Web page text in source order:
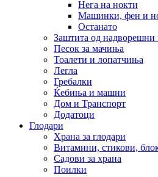
Нега на нокти
Машинки, фен и
Останато
Заштита од надворешни
Песок за мачиња
Тоалети и лопатчиња
Легла
Гребалки
Ќебиња и машни
Дом и Транспорт
Додатоци
Глодари
Храна за глодари
Витамини, стикови,
Садови за храна
Поилки